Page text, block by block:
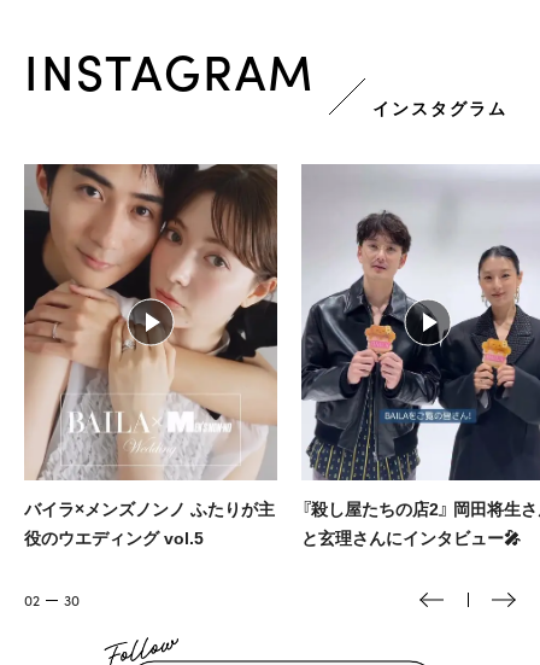
INSTAGRAM
インスタグラム
『殺し屋たちの店2』 岡田将生さん
と玄理さんにインタビュー🎤
大人に似合う本命ブランドの
アクセをBAILAが厳選🎀
03 30